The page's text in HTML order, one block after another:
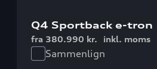
Q4 Sportback e-tron
fra 380.990 kr. inkl. moms
Sammenlign